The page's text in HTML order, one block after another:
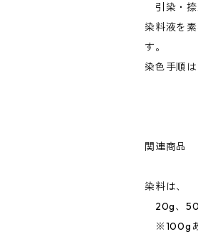
引染・
染料液を
す。
染色手順
関連商品
染料は、
20g、
※100gあ